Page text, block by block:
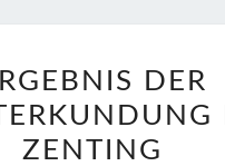
DER
II
DER
ZENTING